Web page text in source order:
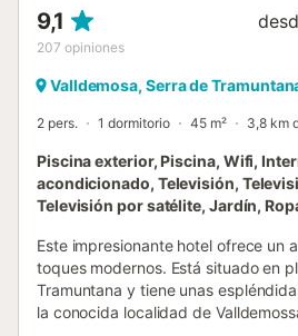
9,1
207 opiniones
Valldemosa, Serra de
2 pers. 1 dormitorio 45 m² 3,8 km
Piscina exterior, Piscina, Wifi,
acondicionado, Televisión,
Televisión por satélite, Jardín,
Este impresionante hotel ofrece un
toques modernos. Está situado en
Tramuntana y tiene unas
la conocida localidad de